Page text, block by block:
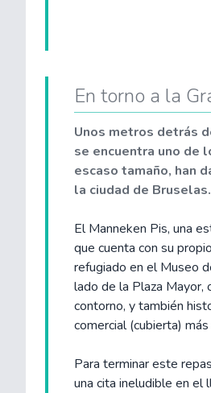
En torno a la
Unos metros detrás
se encuentra uno de
escaso tamaño, han
la ciudad de Bruselas.
El Manneken Pis, una
que cuenta con su
refugiado en el Museo
lado de la Plaza
contorno, y también
comercial (cubierta)
Para terminar este
una cita ineludible en el